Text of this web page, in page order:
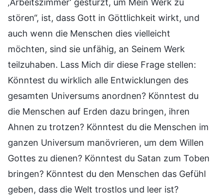
stören“, ist, dass Gott in Göttlichkeit wirkt, und
auch wenn die Menschen dies vielleicht
möchten, sind sie unfähig, an Seinem Werk
teilzuhaben. Lass Mich dir diese Frage stellen:
Könntest du wirklich alle Entwicklungen des
gesamten Universums anordnen? Könntest du
die Menschen auf Erden dazu bringen, ihren
Ahnen zu trotzen? Könntest du die Menschen im
ganzen Universum manövrieren, um dem Willen
Gottes zu dienen? Könntest du Satan zum Toben
bringen? Könntest du den Menschen das Gefühl
geben, dass die Welt trostlos und leer ist?